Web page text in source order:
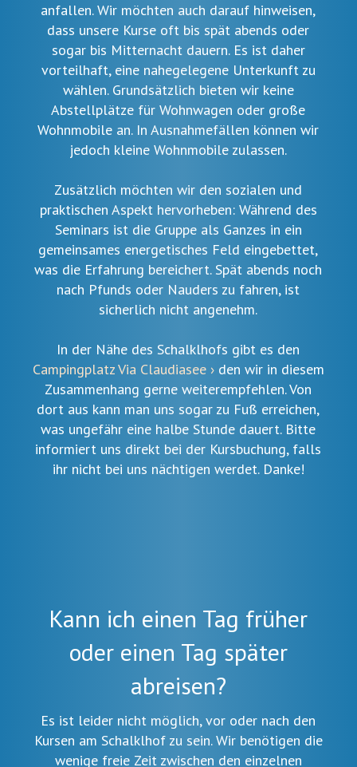
anfallen. Wir möchten auch darauf hinweisen,
dass unsere Kurse oft bis spät abends oder
sogar bis Mitternacht dauern. Es ist daher
vorteilhaft, eine nahegelegene Unterkunft zu
wählen. Grundsätzlich bieten wir keine
Abstellplätze für Wohnwagen oder große
Wohnmobile an. In Ausnahmefällen können wir
jedoch kleine Wohnmobile zulassen.
Zusätzlich möchten wir den sozialen und
praktischen Aspekt hervorheben: Während des
Seminars ist die Gruppe als Ganzes in ein
gemeinsames energetisches Feld eingebettet,
was die Erfahrung bereichert. Spät abends noch
nach Pfunds oder Nauders zu fahren, ist
sicherlich nicht angenehm.
In der Nähe des Schalklhofs gibt es den
Campingplatz Via Claudiasee ›den wir in diesem
Zusammenhang gerne weiterempfehlen. Von
dort aus kann man uns sogar zu Fuß erreichen,
was ungefähr eine halbe Stunde dauert. Bitte
informiert uns direkt bei der Kursbuchung, falls
ihr nicht bei uns nächtigen werdet. Danke!
Kann ich einen Tag früher
oder einen Tag später
abreisen?
Es ist leider nicht möglich, vor oder nach den
Kursen am Schalklhof zu sein. Wir benötigen die
wenige freie Zeit zwischen den einzelnen